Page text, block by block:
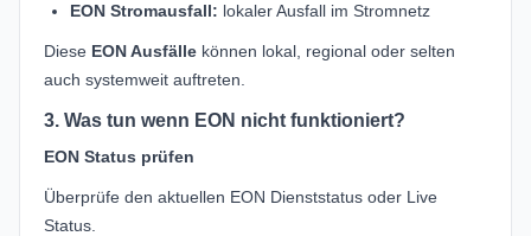
EON Stromausfall: lokaler Ausfall im Stromnetz
Diese EON Ausfälle können lokal, regional oder selten
auch systemweit auftreten.
3. Was tun wenn EON nicht funktioniert?
EON Status prüfen
Überprüfe den aktuellen EON Dienststatus oder Live
Status.